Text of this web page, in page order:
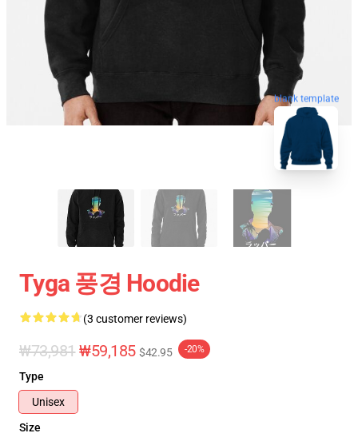
blank template
Tyga 풍경 Hoodie
(3 customer reviews)
₩73,981 ₩59,185 $42.95 -20%
Type
Unisex
Size